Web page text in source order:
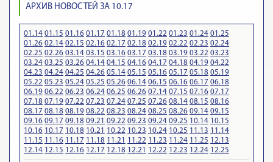
АРХИВ НОВОСТЕЙ ЗА 10.17
01.14 01.15 01.16 01.17 01.18 01.19 01.22 01.23 01.24 01.25
01.26 02.14 02.15 02.16 02.17 02.18 02.19 02.22 02.23 02.24
02.25 02.26 03.14 03.15 03.16 03.17 03.18 03.19 03.22 03.23
03.24 03.25 03.26 04.14 04.15 04.16 04.17 04.18 04.19 04.22
04.23 04.24 04.25 04.26 05.14 05.15 05.16 05.17 05.18 05.19
05.22 05.23 05.24 05.25 05.26 06.14 06.15 06.16 06.17 06.18
06.19 06.22 06.23 06.24 06.25 06.26 07.14 07.15 07.16 07.17
07.18 07.19 07.22 07.23 07.24 07.25 07.26 08.14 08.15 08.16
08.17 08.18 08.19 08.22 08.23 08.24 08.25 08.26 09.14 09.15
09.16 09.17 09.18 09.21 09.22 09.23 09.24 09.25 10.14 10.15
10.16 10.17 10.18 10.21 10.22 10.23 10.24 10.25 11.13 11.14
11.15 11.16 11.17 11.18 11.21 11.22 11.23 11.24 11.25 12.13
12.14 12.15 12.16 12.17 12.18 12.21 12.22 12.23 12.24 12.25